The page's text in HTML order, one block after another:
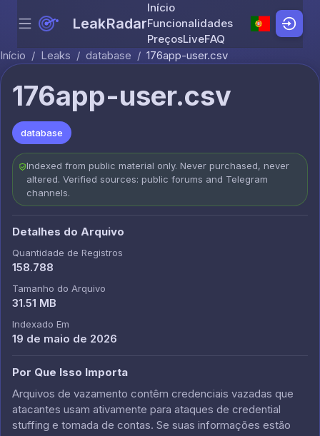
Skip to content
Menu LeakRadar
Início
Funcionalidades
PreçosLiveFAQ
Início / Leaks / database / 176app-user.csv
176app-user.csv
database
Indexed from public material only. Never purchased, never
altered. Verified sources: public forums and Telegram
channels.
Detalhes do Arquivo
Quantidade de Registros
158.788
Tamanho do Arquivo
31.51 MB
Indexado Em
19 de maio de 2026
Por Que Isso Importa
Arquivos de vazamento contêm credenciais vazadas que
atacantes usam ativamente para ataques de credential
stuffing e tomada de contas. Se suas informações estão